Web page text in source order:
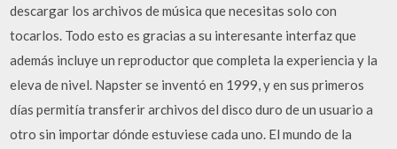
descargar los archivos de música que necesitas solo con
tocarlos. Todo esto es gracias a su interesante interfaz que
además incluye un reproductor que completa la experiencia y la
eleva de nivel. Napster se inventó en 1999, y en sus primeros
días permitía transferir archivos del disco duro de un usuario a
otro sin importar dónde estuviese cada uno. El mundo de la